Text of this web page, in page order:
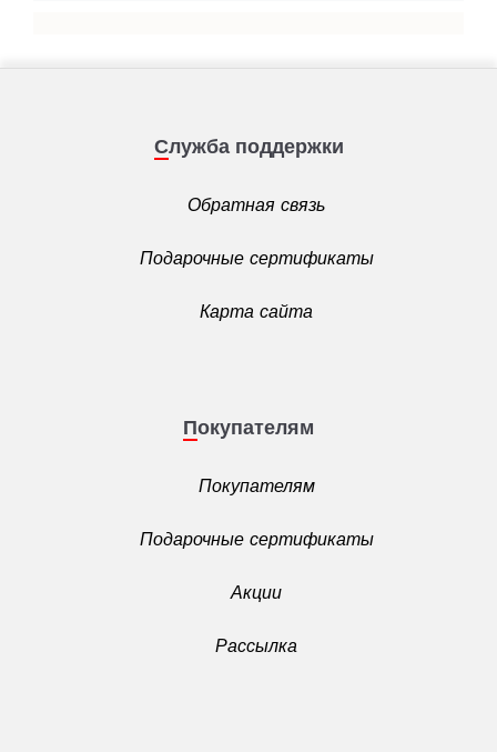
Служба поддержки
Обратная связь
Подарочные сертификаты
Карта сайта
Покупателям
Покупателям
Подарочные сертификаты
Акции
Рассылка